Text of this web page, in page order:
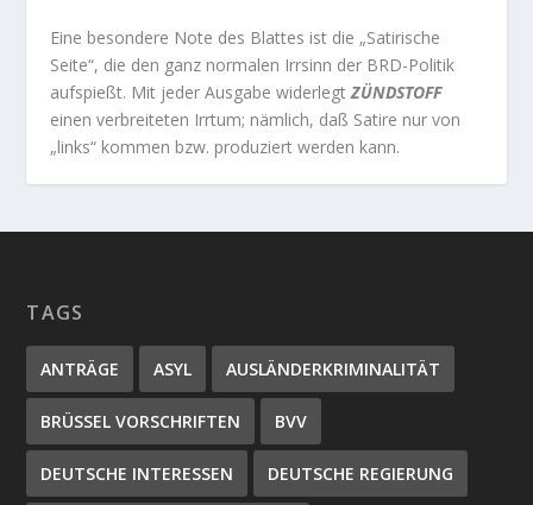
Eine besondere Note des Blattes ist die „Satirische
Seite“, die den ganz normalen Irrsinn der BRD-Politik
aufspießt. Mit jeder Ausgabe widerlegtZÜNDSTOFF
einen verbreiteten Irrtum; nämlich, daß Satire nur von
„links“ kommen bzw. produziert werden kann.
TAGS
ANTRÄGE ASYL AUSLÄNDERKRIMINALITÄT
BRÜSSEL VORSCHRIFTEN BVV
DEUTSCHE INTERESSEN DEUTSCHE REGIERUNG